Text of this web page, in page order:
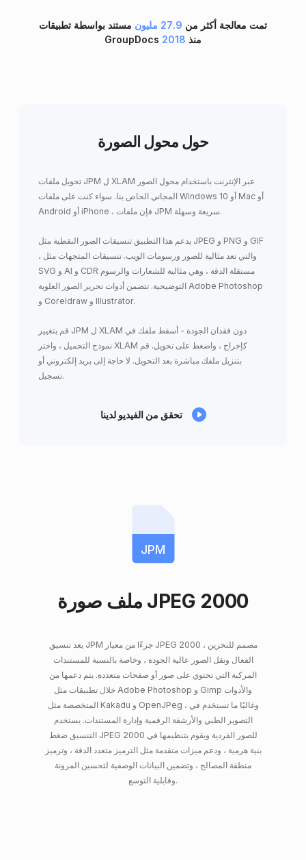
تمت معالجة أكثر من 27.9 مليون
مستند بواسطة تطبيقات
GroupDocs منذ 2018
حول محول الصورة
تحويل ملفات JPM ل XLAM عبر الإنترنت باستخدام محول الصور
المجاني الخاص بنا. سواء كنت على ملفات Windows 10 أو Mac أو
Android أو iPhone ، فإن ملفات JPM سريعة وسهلة.
يدعم هذا التطبيق تنسيقات الصور النقطية مثل JPEG و PNG و GIF
، والتي تعد مثالية للصور ورسومات الويب. تنسيقات المتجهات مثل
SVG و AI و CDR مستقلة الدقة ، وهي مثالية للشعارات والرسوم
التوضيحية. تتضمن أدوات تحرير الصور العلوية Adobe Photoshop
و Coreldraw و Illustrator.
قم بتغيير JPM ل XLAM دون فقدان الجودة - أسقط ملفك في
نموذج التحميل ، واختر XLAM كإخراج ، واضغط على تحويل. قم
بتنزيل ملفك مباشرة بعد التحويل. لا حاجة إلى بريد إلكتروني أو
تسجيل.
تحقق من الفيديو لدينا
JPM
ملف صورة JPEG 2000
يعد تنسيق JPM جزءًا من معيار JPEG 2000 ، مصمم للتخزين
الفعال ونقل الصور عالية الجودة ، وخاصة بالنسبة للمستندات
المركبة التي تحتوي على صور أو صفحات متعددة. يتم دعمها من
خلال تطبيقات مثل Adobe Photoshop و Gimp والأدوات
المتخصصة مثل Kakadu و OpenJPeg ، وغالبًا ما تستخدم في
التصوير الطبي والأرشفة الرقمية وإدارة المستندات. يستخدم
التنسيق ضغط JPEG 2000 للصور الفردية ويقوم بتنظيمها في
بنية هرمية ، ودعم ميزات متقدمة مثل الترميز متعدد الدقة ، وترميز
منطقة المصالح ، وتضمين البيانات الوصفية لتحسين المرونة
وقابلية التوسع.